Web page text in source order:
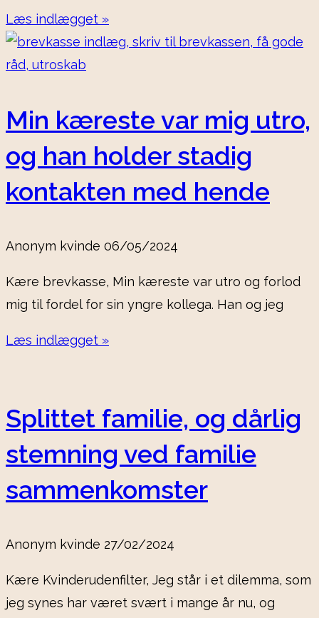
Læs indlægget »
Min kæreste var mig utro,
og han holder stadig
kontakten med hende
Anonym kvinde 06/05/2024
Kære brevkasse, Min kæreste var utro og forlod
mig til fordel for sin yngre kollega. Han og jeg
Læs indlægget »
Splittet familie, og dårlig
stemning ved familie
sammenkomster
Anonym kvinde 27/02/2024
Kære Kvinderudenfilter, Jeg står i et dilemma, som
jeg synes har været svært i mange år nu, og